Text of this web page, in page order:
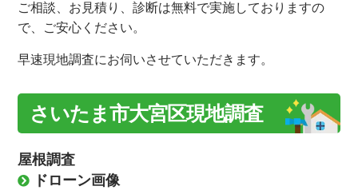
ご相談、お見積り、診断は無料で実施しておりますの
で、ご安心ください。
早速現地調査にお伺いさせていただきます。
さいたま市大宮区現地調査
屋根調査
ドローン画像